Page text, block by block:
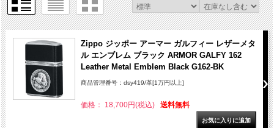
Zippo ジッポー アーマー ガルフィー レザーメタ
ル エンブレム ブラック ARMOR GALFY 162
Leather Metal Emblem Black G162-BK
商品管理番号：dsy419/革[1万円以上]
価格： 18,700円(税込) 送料無料